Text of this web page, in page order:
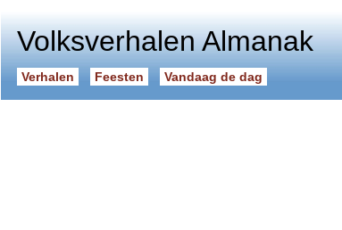
Volksverhalen Almanak
Verhalen Feesten Vandaag de dag